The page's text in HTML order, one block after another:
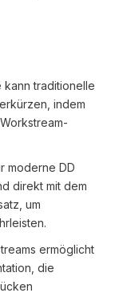
kann traditionelle
indem
moderne DD
direkt mit dem
um
ermöglicht
die